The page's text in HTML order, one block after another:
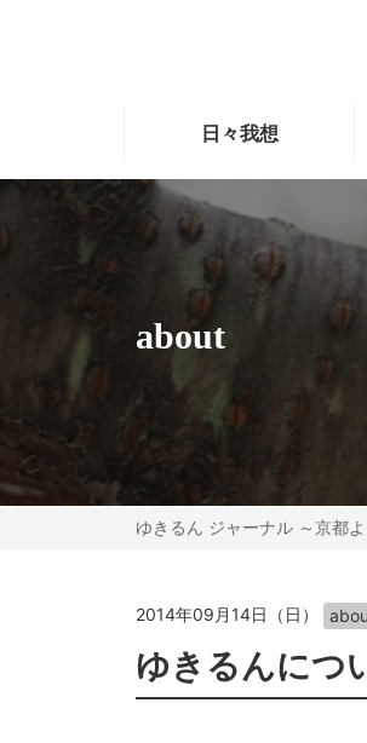
日々我想
about
ゆきるん ジャーナル ～京都
2014年09月14日（日）
ゆきるんにつ